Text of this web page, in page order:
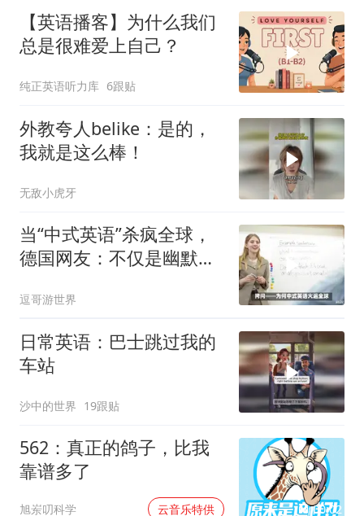
【英语播客】为什么我们
总是很难爱上自己？
纯正英语听力库 6跟贴
外教夸人belike：是的，
我就是这么棒！
无敌小虎牙
当“中式英语”杀疯全球，
德国网友：不仅是幽默更
逗哥游世界
日常英语：巴士跳过我的
车站
沙中的世界 19跟贴
562：真正的鸽子，比我
靠谱多了
旭岽叨科学 云音乐特供 00:02